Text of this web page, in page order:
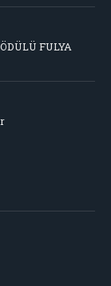
FULYA